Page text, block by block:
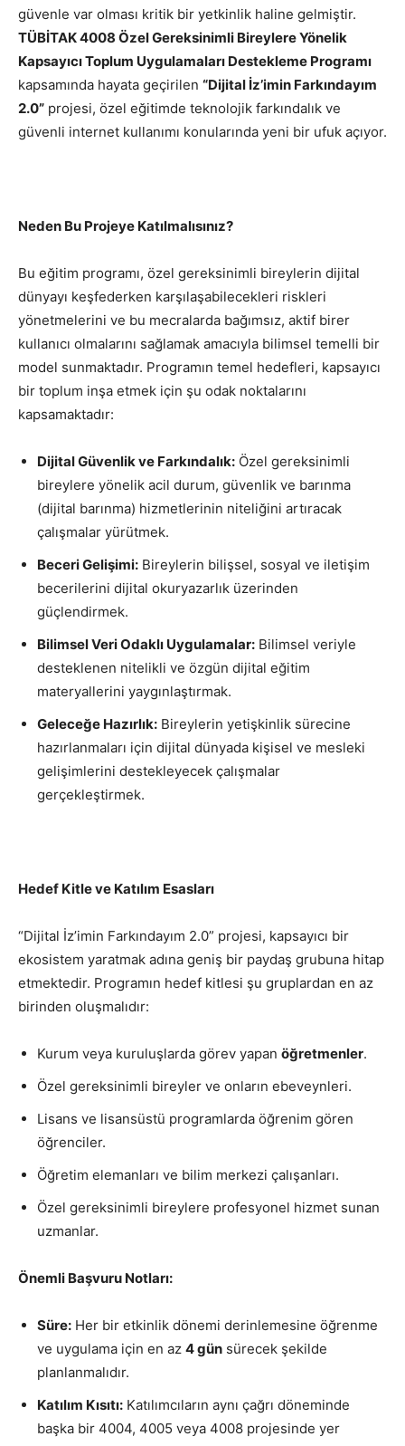
güvenle var olması kritik bir yetkinlik haline gelmiştir.
TÜBİTAK 4008 Özel Gereksinimli Bireylere Yönelik
Kapsayıcı Toplum Uygulamaları Destekleme Programı
kapsamında hayata geçirilen “Dijital İz’imin Farkındayım
2.0” projesi, özel eğitimde teknolojik farkındalık ve
güvenli internet kullanımı konularında yeni bir ufuk açıyor.
Neden Bu Projeye Katılmalısınız?
Bu eğitim programı, özel gereksinimli bireylerin dijital
dünyayı keşfederken karşılaşabilecekleri riskleri
yönetmelerini ve bu mecralarda bağımsız, aktif birer
kullanıcı olmalarını sağlamak amacıyla bilimsel temelli bir
model sunmaktadır. Programın temel hedefleri, kapsayıcı
bir toplum inşa etmek için şu odak noktalarını
kapsamaktadır:
Dijital Güvenlik ve Farkındalık: Özel gereksinimli
bireylere yönelik acil durum, güvenlik ve barınma
(dijital barınma) hizmetlerinin niteliğini artıracak
çalışmalar yürütmek.
Beceri Gelişimi: Bireylerin bilişsel, sosyal ve iletişim
becerilerini dijital okuryazarlık üzerinden
güçlendirmek.
Bilimsel Veri Odaklı Uygulamalar: Bilimsel veriyle
desteklenen nitelikli ve özgün dijital eğitim
materyallerini yaygınlaştırmak.
Geleceğe Hazırlık: Bireylerin yetişkinlik sürecine
hazırlanmaları için dijital dünyada kişisel ve mesleki
gelişimlerini destekleyecek çalışmalar
gerçekleştirmek.
Hedef Kitle ve Katılım Esasları
“Dijital İz’imin Farkındayım 2.0” projesi, kapsayıcı bir
ekosistem yaratmak adına geniş bir paydaş grubuna hitap
etmektedir. Programın hedef kitlesi şu gruplardan en az
birinden oluşmalıdır:
Kurum veya kuruluşlarda görev yapan öğretmenler.
Özel gereksinimli bireyler ve onların ebeveynleri.
Lisans ve lisansüstü programlarda öğrenim gören
öğrenciler.
Öğretim elemanları ve bilim merkezi çalışanları.
Özel gereksinimli bireylere profesyonel hizmet sunan
uzmanlar.
Önemli Başvuru Notları:
Süre: Her bir etkinlik dönemi derinlemesine öğrenme
ve uygulama için en az 4 gün sürecek şekilde
planlanmalıdır.
Katılım Kısıtı: Katılımcıların aynı çağrı döneminde
başka bir 4004, 4005 veya 4008 projesinde yer